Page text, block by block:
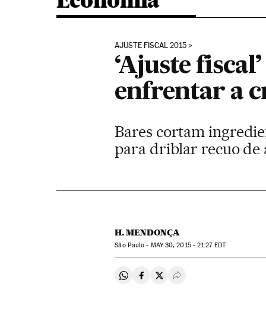
AJUSTE FISCAL 2015
‘Ajuste
enfrentar a
Bares cortam
para driblar recuo de
H. MENDONÇA
São Paulo - MAY30, 2015 - 21:27EDT
Compartir en Whatsapp
Compartir en Facebook
Compartir en Twitter
Desplegar Redes